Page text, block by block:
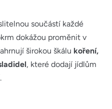
součástí každé
dokážou proměnit v
širokou škálu koření,
, které dodají jídlům